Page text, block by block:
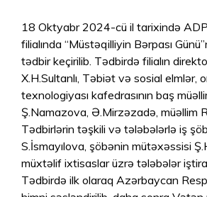
18 Oktyabr 2024-cü il tarixində
filialında “Müstəqilliyin Bərpası
tədbir keçirilib. Tədbirdə filialın
X.H.Sultanlı, Təbiət və sosial elmlər,
texnologiyası kafedrasının baş
Ş.Namazova, Ə.Mirzəzadə, müəllim
Tədbirlərin təşkili və tələbələrlə iş
S.İsmayılova, şöbənin mütəxəssisi
müxtəlif ixtisaslar üzrə tələbələr
Tədbirdə ilk olaraq Azərbaycan